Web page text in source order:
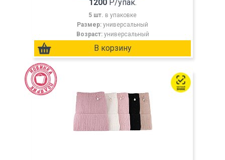
1200Р/упак.
5 шт. в упаковке
Размер: универсальный
Возраст: универсальный